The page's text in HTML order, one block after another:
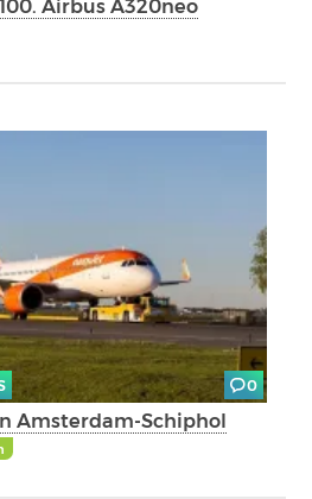
Airbus A320neo
0
Amsterdam-Schiphol